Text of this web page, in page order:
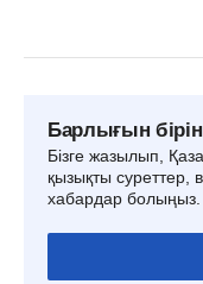
Барлығын
Бізге жазылып,
қызықты суреттер,
хабардар болыңыз.